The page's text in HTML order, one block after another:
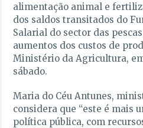
alimentação animal e
dos saldos transitados do
Salarial do sector das
aumentos dos custos de
Ministério da Agricultura,
sábado.
Maria do Céu Antunes,
considera que “este é mais
política pública, com